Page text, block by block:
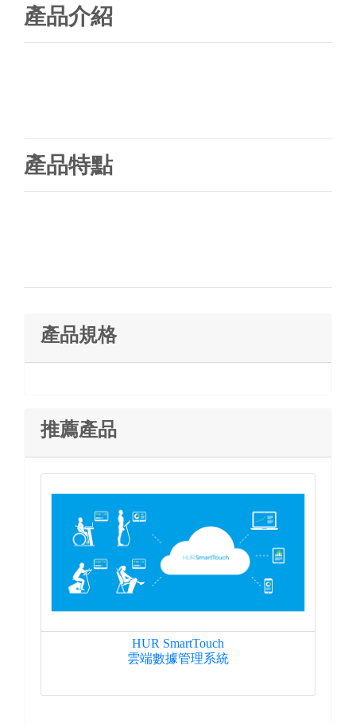
產品介紹
產品特點
產品規格
推薦產品
HUR SmartTouch
雲端數據管理系統